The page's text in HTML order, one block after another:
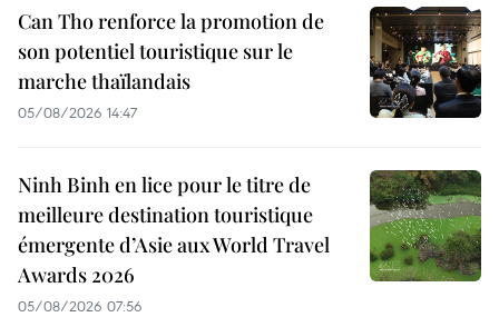
Can Tho renforce la promotion de
son potentiel touristique sur le
marche thaïlandais
05/08/2026 14:47
Ninh Binh en lice pour le titre de
meilleure destination touristique
émergente d’Asie aux World Travel
Awards 2026
05/08/2026 07:56